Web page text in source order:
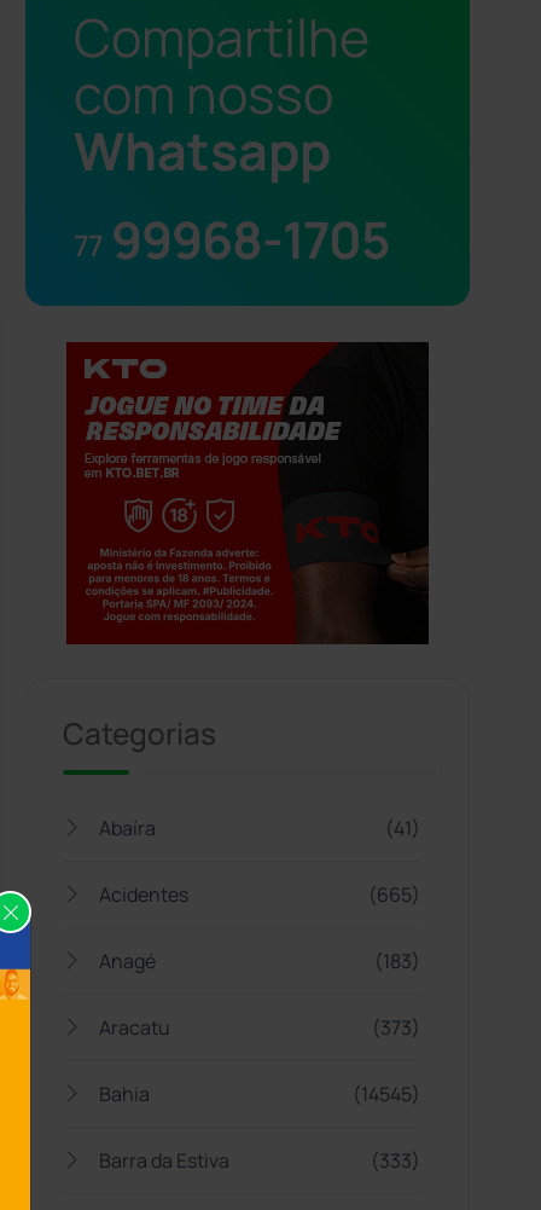
Compartilhe
com nosso
Whatsapp
77 99968-1705
Categorias
Abaíra (41)
Acidentes (665)
Anagé (183)
Aracatu (373)
Bahia (14545)
Barra da Estiva (333)